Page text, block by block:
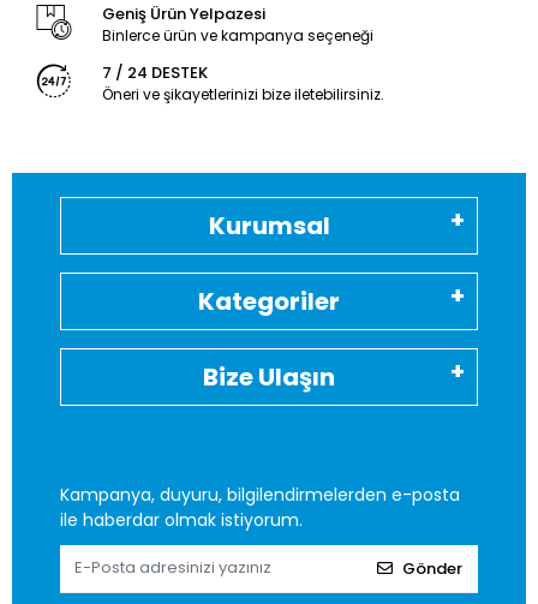
Geniş Ürün Yelpazesi
Binlerce ürün ve kampanya seçeneği
7 / 24 DESTEK
Öneri ve şikayetlerinizi bize iletebilirsiniz.
Kurumsal
Kategoriler
Bize Ulaşın
Kampanya, duyuru, bilgilendirmelerden e-posta
ile haberdar olmak istiyorum.
Gönder